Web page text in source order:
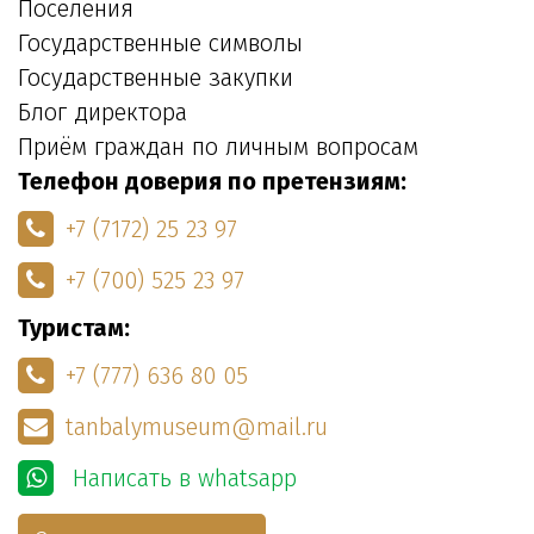
Поселения
Государственные символы
Государственные закупки
Блог директора
Приём граждан по личным вопросам
Телефон доверия по претензиям:
+7 (7172) 25 23 97
+7 (700) 525 23 97
Туристам:
+7 (777) 636 80 05
tanbalymuseum@mail.ru
Написать в whatsapp